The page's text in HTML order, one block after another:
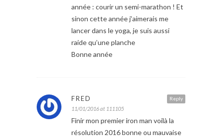
année : courir un semi-marathon ! Et
sinon cette année j’aimerais me
lancer dans le yoga, je suis aussi
raide qu’une planche
Bonne année
Reply
FRED
11/01/2016 at 111105
Finir mon premier iron man voilà la
résolution 2016 bonne ou mauvaise